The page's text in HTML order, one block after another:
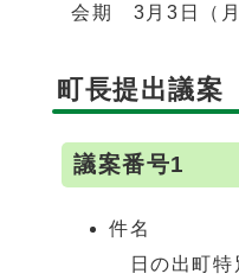
会期 3月3日（月
町長提出議案
議案番号1
件名
日の出町特